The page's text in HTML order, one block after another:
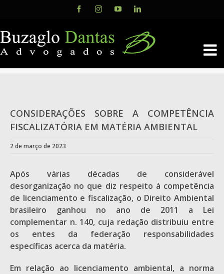
content
FacebookInstagramYouTubeLinkedIn
CONSIDERAÇÕES SOBRE A COMPETÊNCIA
FISCALIZATÓRIA EM MATÉRIA AMBIENTAL
2 de março de 2023
Após várias décadas de considerável
desorganização no que diz respeito à competência
de licenciamento e fiscalização, o Direito Ambiental
brasileiro ganhou no ano de 2011 a Lei
complementar n. 140, cuja redação distribuiu entre
os entes da federação responsabilidades
específicas acerca da matéria.
Em relação ao licenciamento ambiental, a norma